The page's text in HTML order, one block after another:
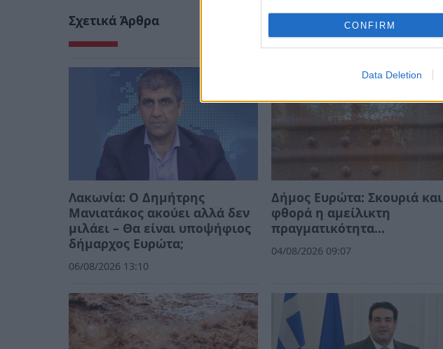
CONFIRM
Data Deletion
Σχετικά Άρθρα
Λακωνία: Ο Δημήτρης
Μανιατάκος ακούει αλλά δεν
μιλάει – Θα είναι υποψήφιος
δήμαρχος Ευρώτα;
06/08/2026 13:10
Δήμος Ευρώτα: Σκουριά και
φθορά η αμείλικτη
πραγματικότητα…
04/08/2026 09:07